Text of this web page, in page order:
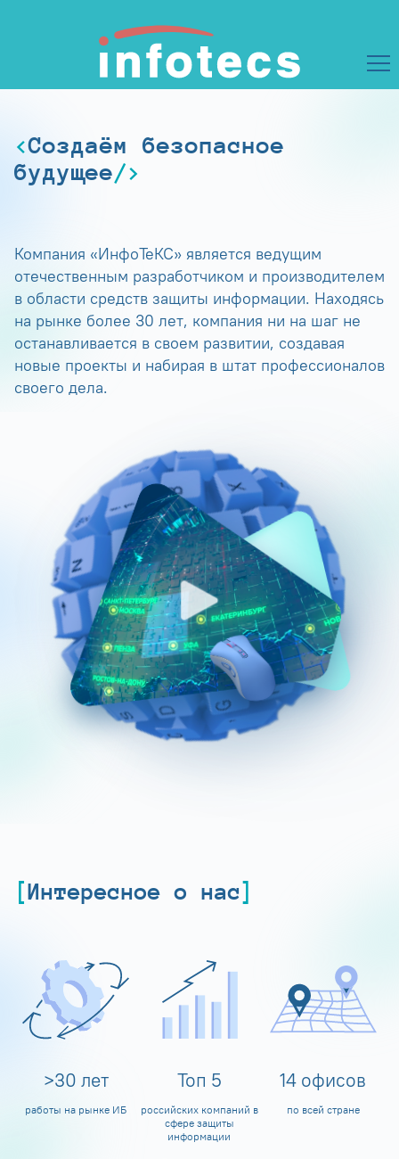
Создаём безопасное
будущее
Компания «ИнфоТеКС» является ведущим
отечественным разработчиком и производителем
в области средств защиты информации. Находясь
на рынке более 30 лет, компания ни на шаг не
останавливается в своем развитии, создавая
новые проекты и набирая в штат профессионалов
своего дела.
Интересное о нас
>30 лет
работы на рынке ИБ
Топ 5
российских компаний в
сфере защиты
информации
14 офисов
по всей стране